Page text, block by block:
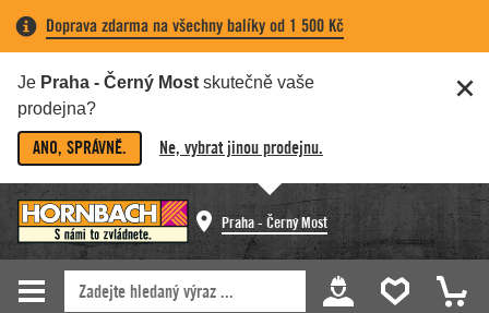
Doprava zdarma na všechny balíky od 1 500 Kč
Je Praha - Černý Most skutečně vaše
prodejna?
ANO, SPRÁVNĚ. Ne, vybrat jinou prodejnu.
Praha - Černý Most